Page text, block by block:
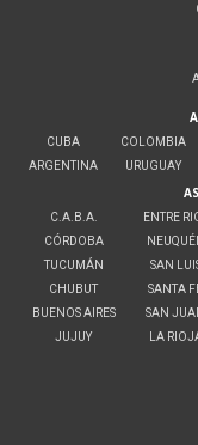
CUBA
ARGENTINA
COLOMBIA
URUGUAY
C.A.B.A.
CÓRDOBA
TUCUMÁN
CHUBUT
BUENOS AIRES
JUJUY
ENTRE
SAN
SANTA
SAN
LA